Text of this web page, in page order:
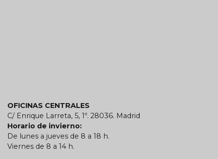
OFICINAS CENTRALES
C/ Enrique Larreta, 5, 1º. 28036. Madrid
Horario de invierno:
De lunes a jueves de 8 a 18 h.
Viernes de 8 a 14 h.